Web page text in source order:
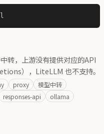
转，上游没有提供对应的API
），LiteLLM 也不支持。
proxy
模型中转
responses-api
ollama